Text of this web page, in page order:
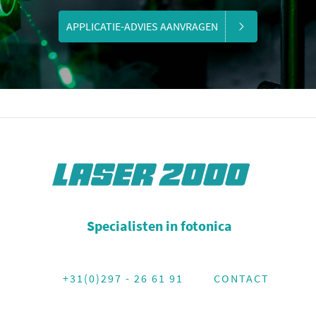
APPLICATIE-ADVIES AANVRAGEN
Specialisten in fotonica
+31(0)297 - 26 61 91 CONTACT